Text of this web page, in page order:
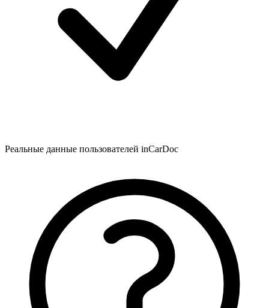
Реальные данные пользователей inCarDoc